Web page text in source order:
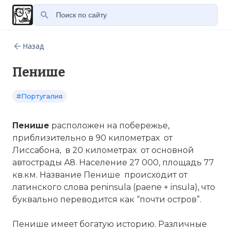
Назад
Пенише
#Португалия
Пенише расположен на побережье,
приблизительно в 90 километрах от
Лиссабона, в 20 километрах от основной
автострады A8. Население 27 000, площадь 77
кв.км. Название Пенише происходит от
латинского слова peninsula (paene + insula), что
буквально переводится как “почти остров”.
Пенише имеет богатую историю. Различные